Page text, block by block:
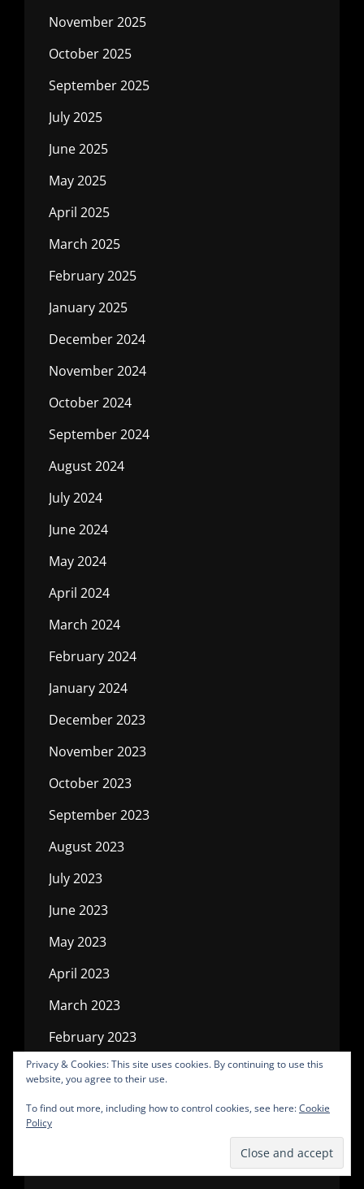
November 2025
October 2025
September 2025
July 2025
June 2025
May 2025
April 2025
March 2025
February 2025
January 2025
December 2024
November 2024
October 2024
September 2024
August 2024
July 2024
June 2024
May 2024
April 2024
March 2024
February 2024
January 2024
December 2023
November 2023
October 2023
September 2023
August 2023
July 2023
June 2023
May 2023
April 2023
March 2023
February 2023
January 2023
December 2022
November 2022
Privacy & Cookies: This site uses cookies. By continuing to use this
website, you agree to their use.
To find out more, including how to control cookies, see here:Cookie
Policy